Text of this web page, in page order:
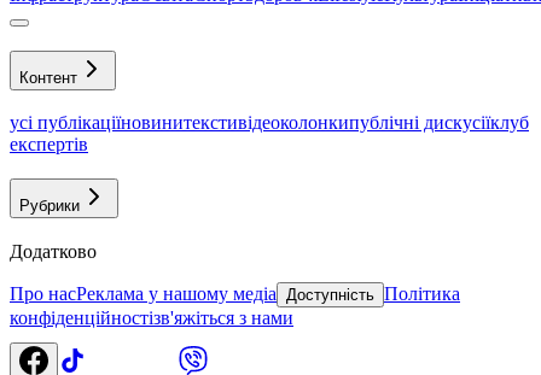
Контент
усі публікаціїновинитекстивідеоколонкипублічні дискусіїклуб
експертів
Рубрики
Додатково
Про насРеклама у нашому медіа Доступність Політика
конфіденційностізв'яжіться з нами